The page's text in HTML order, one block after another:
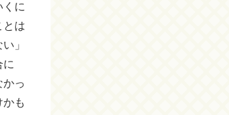
に
とは
」
に
っ
も